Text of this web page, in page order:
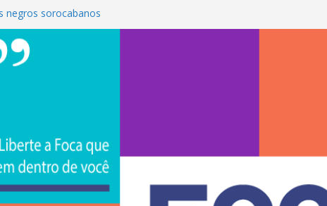
negros sorocabanos
é a terceira artista do #ConviteMPB do
Brasil 2026 promove integração, ciência e
na Uniso